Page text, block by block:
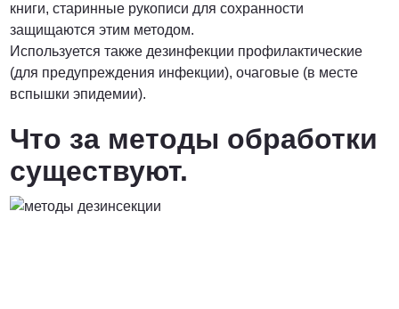
книги, старинные рукописи для сохранности
защищаются этим методом.
Используется также дезинфекции профилактические
(для предупреждения инфекции), очаговые (в месте
вспышки эпидемии).
Что за методы обработки
существуют.